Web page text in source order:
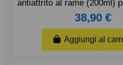
antiattrito al rame (200ml)
38,90 €
Aggiungi al